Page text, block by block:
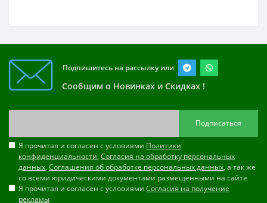
Подпишитесь на рассылку или
Сообщим о Новинках и Скидках !
Подписаться
Я прочитал и согласен с условиями Политики
конфиденциальности, Согласия на обработку персональных
данных, Соглашения об обработке персональных данных, а так же
со всеми юридическими документами размещенными на сайте
Я прочитал и согласен с условиями Согласия на получение
рекламы